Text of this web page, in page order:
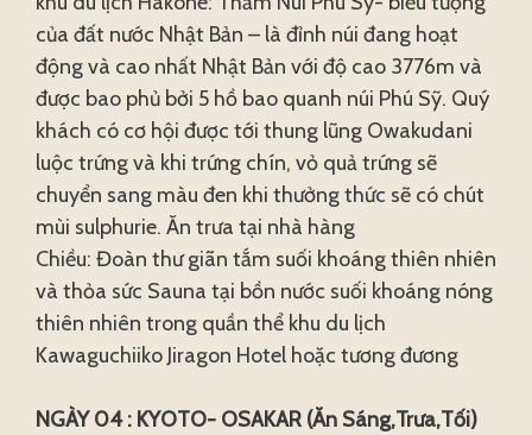
của đất nước Nhật Bản – là đỉnh núi đang hoạt
động và cao nhất Nhật Bản với độ cao 3776m và
được bao phủ bởi 5 hồ bao quanh núi Phú Sỹ. Quý
khách có cơ hội được tới thung lũng Owakudani
luộc trứng và khi trứng chín, vỏ quả trứng sẽ
chuyển sang màu đen khi thưởng thức sẽ có chút
mùi sulphurie. Ăn trưa tại nhà hàng
Chiều: Đoàn thư giãn tắm suối khoáng thiên nhiên
và thỏa sức Sauna tại bồn nước suối khoáng nóng
thiên nhiên trong quần thể khu du lịch
Kawaguchiiko Jiragon Hotel hoặc tương đương
NGÀY 04 : KYOTO- OSAKAR (Ăn Sáng,Trưa,Tối)